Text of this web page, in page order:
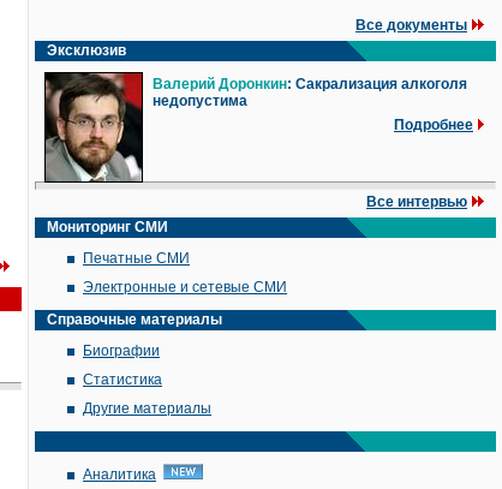
Все документы
Эксклюзив
Валерий Доронкин: Сакрализация алкоголя
недопустима
Подробнее
Все интервью
Мониторинг СМИ
Печатные СМИ
Электронные и сетевые СМИ
Справочные материалы
Биографии
Статистика
Другие материалы
Аналитика